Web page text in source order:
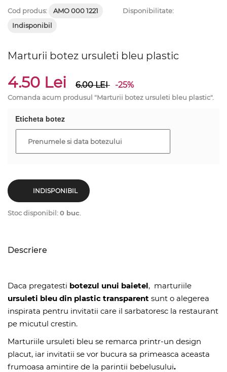
Cod produs: AMO 000 1221
Disponibilitate:
Indisponibil
Marturii botez ursuleti bleu plastic
4.50 Lei 6.00LEI -25%
Comanda acum produsul "Marturii botez ursuleti bleu plastic".
Eticheta botez
INDISPONIBIL
Stoc disponibil:0 buc.
Descriere
Daca pregatesti botezul unui baietel, marturiile
ursuleti bleu din plastic transparent sunt o alegerea
inspirata pentru invitatii care il sarbatoresc la restaurant
pe micutul crestin.
Marturiile ursuleti bleu se remarca printr-un design
placut, iar invitatii se vor bucura sa primeasca aceasta
frumoasa amintire de la parintii bebelusului.